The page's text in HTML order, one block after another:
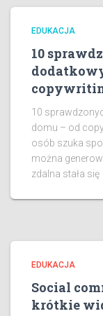
EDUKACJA
10
10
domu – od
osób szuka
można
zdalna stała się
EDUKACJA
Social
krótkie